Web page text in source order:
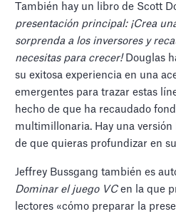
También hay un libro de Scott
presentación principal: ¡Crea
sorprenda a los inversores y
necesitas para crecer!Douglas
su exitosa experiencia en una
emergentes para trazar estas
hecho de que ha recaudado
multimillonaria. Hay una
de que quieras profundizar en
Jeffrey Bussgang también es
Dominar el juego VCen la que
lectores «cómo preparar la